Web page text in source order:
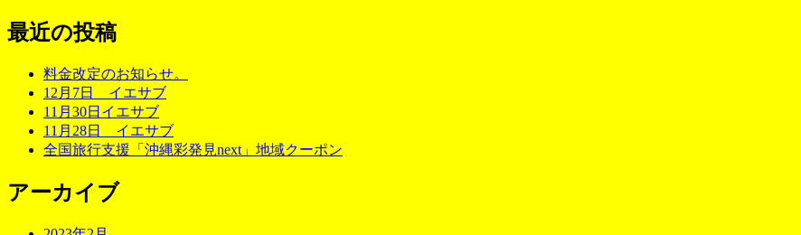
最近の投稿
料金改定のお知らせ。
12月7日 イエサブ
11月30日イエサブ
11月28日 イエサブ
全国旅行支援「沖縄彩発見next」地域クーポン
アーカイブ